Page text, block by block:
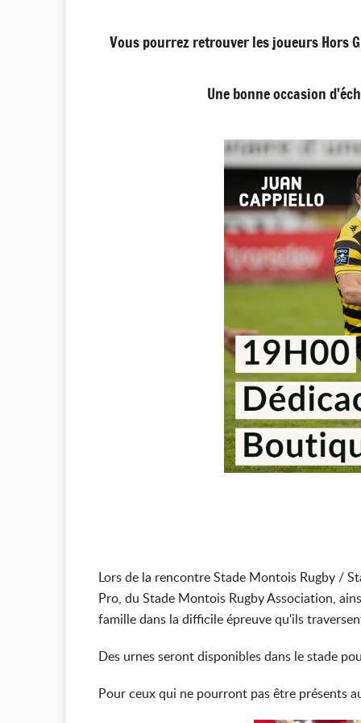
Vous pourrez retrouver les joueurs Hors
Une bonne occasion
Lors de la rencontre Stade Montois Rugby /
Pro, du Stade Montois Rugby Association,
famille dans la difficile épreuve qu'ils
Des urnes seront disponibles dans le stade
Pour ceux qui ne pourront pas être présents